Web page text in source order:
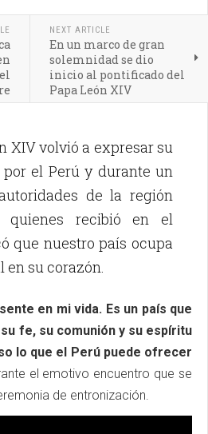
NEXT ARTICLE
En un marco de gran
solemnidad se dio
inicio al pontificado del
Papa León XIV
XIV volvió a expresar su
el Perú y durante un
de la región
quienes recibió en el
que nuestro país ocupa
en su corazón.
en mi vida. Es un país que
fe, su comunión y su espíritu
lo que el Perú puede ofrecer
el emotivo encuentro que se
de entronización.